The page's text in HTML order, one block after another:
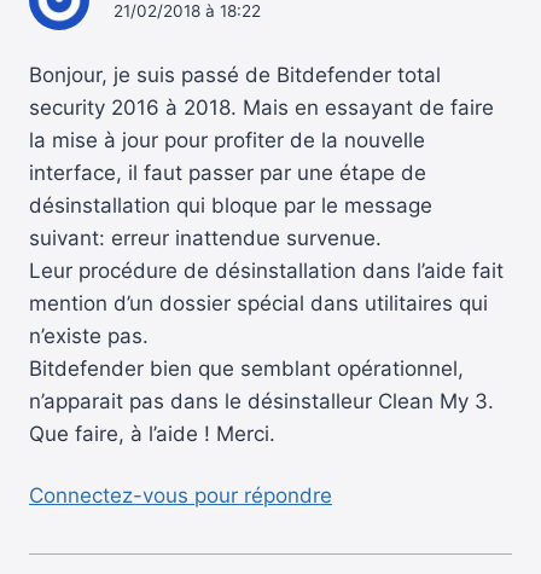
21/02/2018 à 18:22
Bonjour, je suis passé de Bitdefender total
security 2016 à 2018. Mais en essayant de faire
la mise à jour pour profiter de la nouvelle
interface, il faut passer par une étape de
désinstallation qui bloque par le message
suivant: erreur inattendue survenue.
Leur procédure de désinstallation dans l’aide fait
mention d’un dossier spécial dans utilitaires qui
n’existe pas.
Bitdefender bien que semblant opérationnel,
n’apparait pas dans le désinstalleur Clean My 3.
Que faire, à l’aide ! Merci.
Connectez-vous pour répondre